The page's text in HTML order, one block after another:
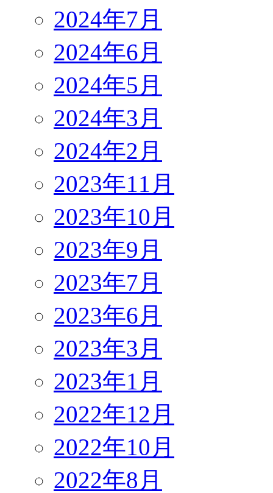
2024年7月
2024年6月
2024年5月
2024年3月
2024年2月
2023年11月
2023年10月
2023年9月
2023年7月
2023年6月
2023年3月
2023年1月
2022年12月
2022年10月
2022年8月